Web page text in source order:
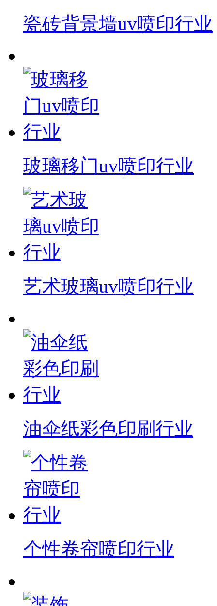
瓷砖背景墙uv喷印行业
玻璃移门uv喷印行业
艺术玻璃uv喷印行业
油伞纸彩色印刷行业
个性卷帘喷印行业